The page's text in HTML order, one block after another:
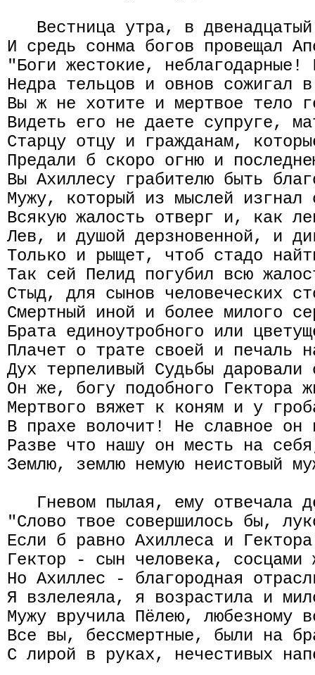
Вестница утра, в
И средь сонма богов провещал
"Боги жестокие,
Недра тельцов и овнов сожигал
Вы ж не хотите и мертвое
Видеть его не даете супруге,
Старцу отцу и гражданам,
Предали б скоро огню и
Вы Ахиллесу грабителю быть
Мужу, который из мыслей
Всякую жалость отверг и, как
Лев, и душой дерзновенной, и
Только и рыщет, чтоб стадо
Так сей Пелид погубил всю
Стыд, для сынов человеческих
Смертный иной и более милого
Брата единоутробного или
Плачет о трате своей и печаль
Дух терпеливый Судьбы
Он же, богу подобного
Мертвого вяжет к коням и у
В прахе волочит! Не славное
Разве что нашу он месть на
Землю, землю немую неистовый
Гневом пылая, ему отвечала
"Слово твое совершилось бы,
Если б равно Ахиллеса и
Гектор - сын человека,
Но Ахиллес - благородная
Я взлелеяла, я возрастила и
Мужу вручила Пёлею, любезному
Все вы, бессмертные, были на
С лирой в руках, нечестивых